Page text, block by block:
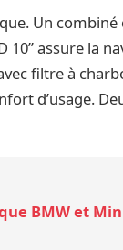
Un combiné
assure la
filtre à
d’usage.
BMW et